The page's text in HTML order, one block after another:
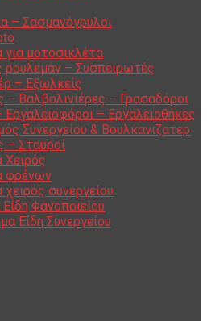
– Σασμανόγρυλοι
για μοτοσικλέτα
ρουλεμάν – Συσπειρωτές
– Εξωλκείς
– Βαλβολινιέρες – Γρασαδόροι
Εργαλειοφόροι – Εργαλειοθήκες
Συνεργείου & Βουλκανιζατερ
– Σταυροί
Χειρός
φρένων
χειρός συνεργείου
Φανοποιείου
Είδη Συνεργείου